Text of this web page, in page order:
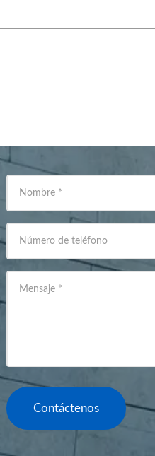
Nombre *
Número de teléfono
Mensaje *
Contáctenos